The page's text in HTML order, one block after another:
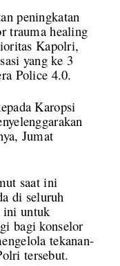
peningkatan
trauma healing
Kapolri,
yang ke 3
Police 4.0.
Karopsi
Jumat
saat ini
di seluruh
ini untuk
bagi konselor
tekanan-
tersebut.